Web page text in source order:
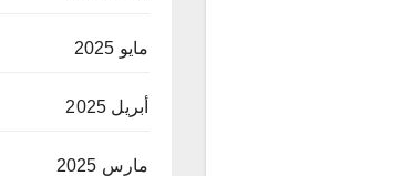
مايو 2025
أبريل 2025
مارس 2025